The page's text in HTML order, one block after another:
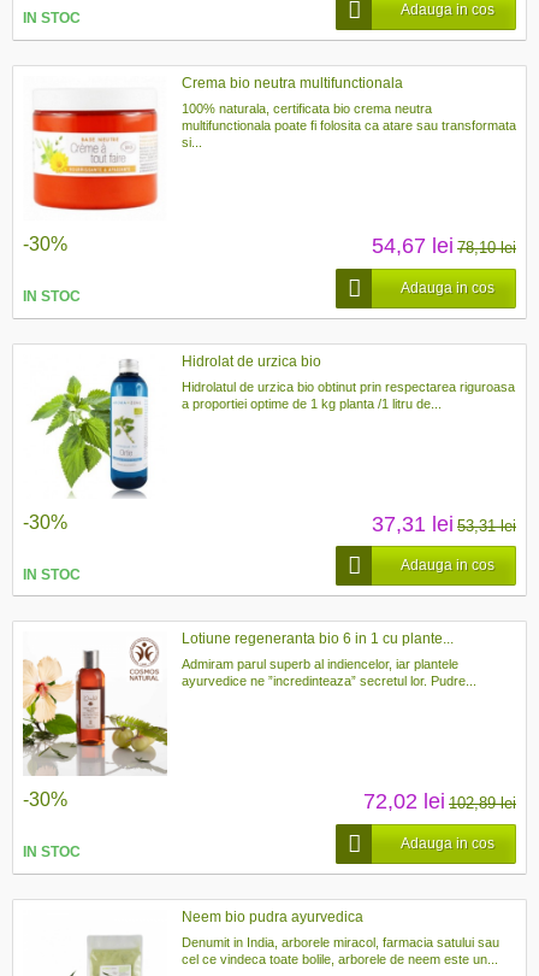
IN STOC
Adauga in cos
Crema bio neutra multifunctionala
100% naturala, certificata bio crema neutra
multifunctionala poate fi folosita ca atare sau transformata
si...
-30% 54,67 lei 78,10 lei
IN STOC
Adauga in cos
Hidrolat de urzica bio
Hidrolatul de urzica bio obtinut prin respectarea riguroasa
a proportiei optime de 1 kg planta /1 litru de...
-30% 37,31 lei 53,31 lei
IN STOC
Adauga in cos
Lotiune regeneranta bio 6 in 1 cu plante...
Admiram parul superb al indiencelor, iar plantele
ayurvedice ne ”incredinteaza” secretul lor. Pudre...
-30% 72,02 lei 102,89 lei
IN STOC
Adauga in cos
Neem bio pudra ayurvedica
Denumit in India, arborele miracol, farmacia satului sau
cel ce vindeca toate bolile, arborele de neem este un...